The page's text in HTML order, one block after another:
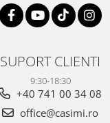
SUPORT CLIENTI
9:30-18:30
+40 741 00 34 08
office@casimi.ro